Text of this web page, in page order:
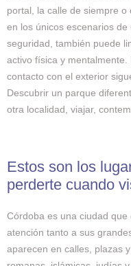
portal, la calle de siempre
en los únicos escenarios
seguridad, también puede
activo física y
contacto con el exterior
Descubrir un parque
otra localidad, viajar,
Estos son los
perderte cuando
Córdoba es una ciudad
atención tanto a sus
aparecen en calles, plazas